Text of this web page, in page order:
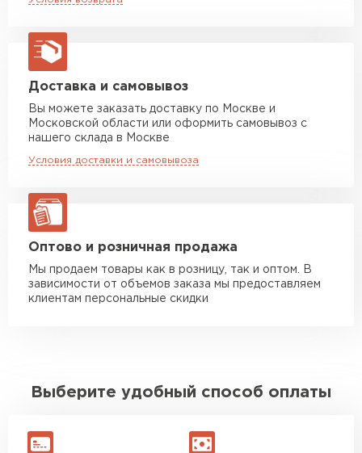
агрессивных факторов, например,
Богатая цветовая гамма.
Не корродирует, поскольку обработан
декоративно-защитным слоем Полиэстер.
Можно применять вне зависимости от
климата.
макс. длина груза 13,5 м
Манипулятор до 5 тн
макс. длина груза 6 м
Манипулятор до 10 тн
макс. длина груза 8 м
Манипулятор до 20 тн
Доставка и самовывоз
Вы можете заказать доставку по Москве и
Московской области или оформить самовывоз с
нашего склада в Москве
Условия доставки и самовывоза
Оптово и розничная продажа
Мы продаем товары как в розницу, так и оптом. В
зависимости от объемов заказа мы предоставляем
клиентам персональные скидки
Выберите удобный способ оплаты